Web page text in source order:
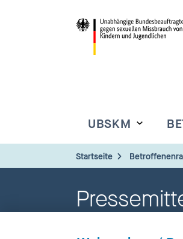
UBSKM
Startseite